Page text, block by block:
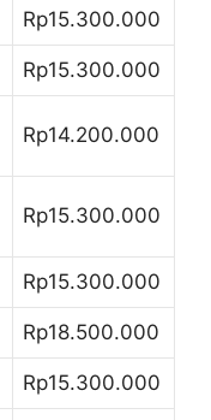
Rp15.300.000
Rp15.300.000
Rp14.200.000
Rp15.300.000
Rp15.300.000
Rp18.500.000
Rp15.300.000